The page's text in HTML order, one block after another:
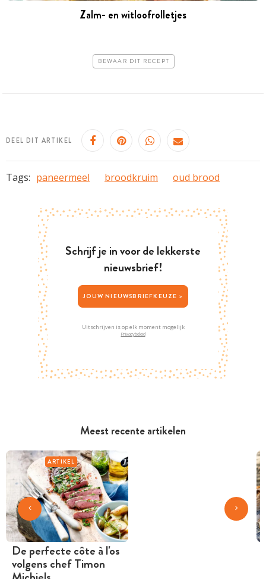
Meest recente artikelen
ARTIKEL
De perfecte côte à l'os
volgens chef Timon
Zalm- en witloofrolletjes
BEWAAR DIT RECEPT
DEEL DIT ARTIKEL
Tags: paneermeel broodkruim oud brood
Schrijf je in voor de lekkerste
nieuwsbrief!
JOUW NIEUWSBRIEFKEUZE >
Uitschrijven is op elk moment mogelijk
Privacybeleid